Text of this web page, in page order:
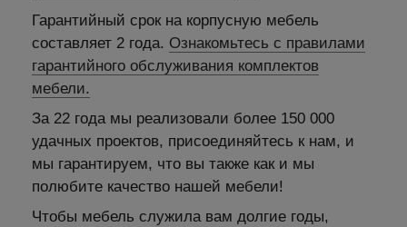
Гарантийный срок на корпусную мебель
составляет 2 года. Ознакомьтесь с правилами
гарантийного обслуживания комплектов
мебели.
За 22 года мы реализовали более 150 000
удачных проектов, присоединяйтесь к нам, и
мы гарантируем, что вы также как и мы
полюбите качество нашей мебели!
Чтобы мебель служила вам долгие годы,